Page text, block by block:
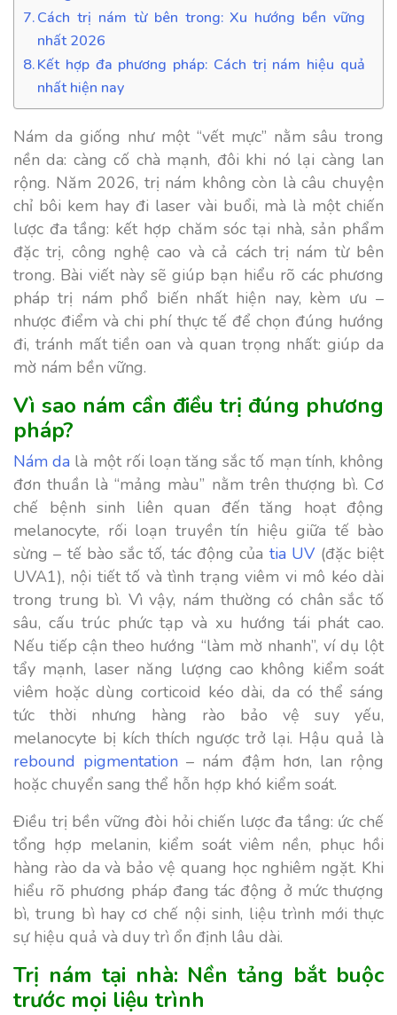
Cách trị nám từ bên trong: Xu hướng bền vững
nhất 2026
Kết hợp đa phương pháp: Cách trị nám hiệu quả
nhất hiện nay
Nám da giống như một “vết mực” nằm sâu trong
nền da: càng cố chà mạnh, đôi khi nó lại càng lan
rộng. Năm 2026, trị nám không còn là câu chuyện
chỉ bôi kem hay đi laser vài buổi, mà là một chiến
lược đa tầng: kết hợp chăm sóc tại nhà, sản phẩm
đặc trị, công nghệ cao và cả cách trị nám từ bên
trong. Bài viết này sẽ giúp bạn hiểu rõ các phương
pháp trị nám phổ biến nhất hiện nay, kèm ưu –
nhược điểm và chi phí thực tế để chọn đúng hướng
đi, tránh mất tiền oan và quan trọng nhất: giúp da
mờ nám bền vững.
Vì sao nám cần điều trị đúng phương
pháp?
Nám da là một rối loạn tăng sắc tố mạn tính, không
đơn thuần là “mảng màu” nằm trên thượng bì. Cơ
chế bệnh sinh liên quan đến tăng hoạt động
melanocyte, rối loạn truyền tín hiệu giữa tế bào
sừng – tế bào sắc tố, tác động của tia UV (đặc biệt
UVA1), nội tiết tố và tình trạng viêm vi mô kéo dài
trong trung bì. Vì vậy, nám thường có chân sắc tố
sâu, cấu trúc phức tạp và xu hướng tái phát cao.
Nếu tiếp cận theo hướng “làm mờ nhanh”, ví dụ lột
tẩy mạnh, laser năng lượng cao không kiểm soát
viêm hoặc dùng corticoid kéo dài, da có thể sáng
tức thời nhưng hàng rào bảo vệ suy yếu,
melanocyte bị kích thích ngược trở lại. Hậu quả là
rebound pigmentation – nám đậm hơn, lan rộng
hoặc chuyển sang thể hỗn hợp khó kiểm soát.
Điều trị bền vững đòi hỏi chiến lược đa tầng: ức chế
tổng hợp melanin, kiểm soát viêm nền, phục hồi
hàng rào da và bảo vệ quang học nghiêm ngặt. Khi
hiểu rõ phương pháp đang tác động ở mức thượng
bì, trung bì hay cơ chế nội sinh, liệu trình mới thực
sự hiệu quả và duy trì ổn định lâu dài.
Trị nám tại nhà: Nền tảng bắt buộc
trước mọi liệu trình